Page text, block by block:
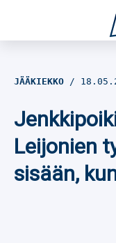
Jalkapallo
Yleisurheilu
JÄÄKIEKKO
Leijonien
sisään,